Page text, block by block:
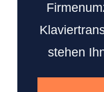
stehen